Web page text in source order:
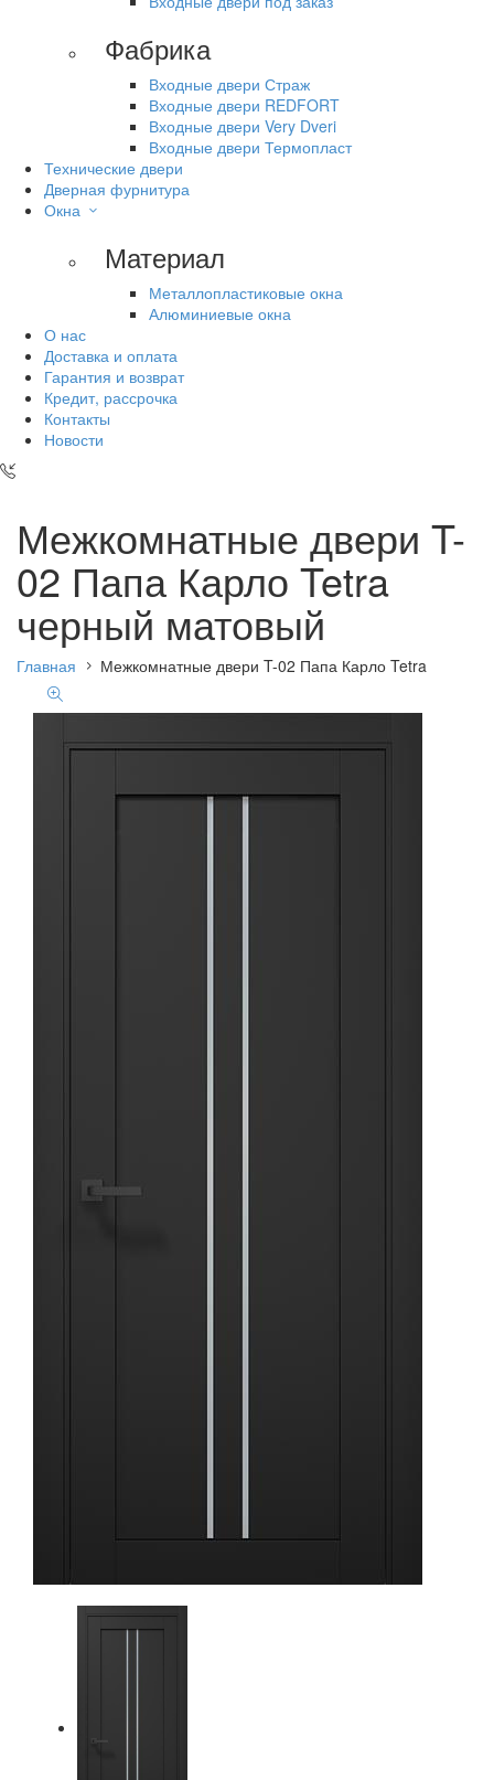
Фабрика
Входные двери Страж
Входные двери REDFORT
Входные двери Very Dveri
Входные двери Термопласт
Технические двери
Дверная фурнитура
Окна
Материал
Металлопластиковые окна
Алюминиевые окна
О нас
Доставка и оплата
Гарантия и возврат
Кредит, рассрочка
Контакты
Новости
Межкомнатные двери T-
02 Папа Карло Tetra
черный матовый
Главная Межкомнатные двери T-02 Папа Карло Tetra